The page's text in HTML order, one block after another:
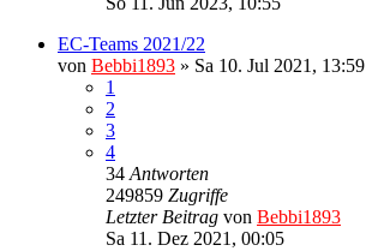
EC-Teams 2021/22
von Bebbi1893 » Sa 10. Jul 2021, 13:59
1
2
3
4
34 Antworten
249859 Zugriffe
Letzter Beitrag von Bebbi1893
Sa 11. Dez 2021, 00:05